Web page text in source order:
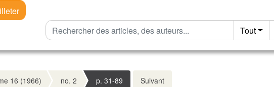
Tout
16 (1966) no. 2 p. 31-89 Suivant